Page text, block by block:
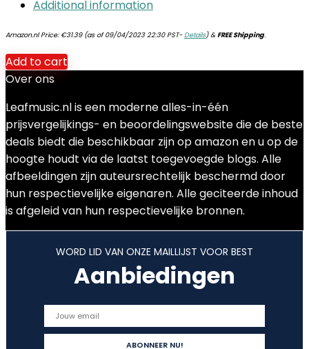
Additional information
Amazon.nl Price: €31.39(as of 09/04/2023 22:30 PST-Details)&FREE Shipping.
Add to cart
Over ons
Leafmusic.nl is een moderne alles-in-één
prijsvergelijkings- en beoordelingswebsite die de beste
deals biedt die beschikbaar zijn op amazon en u op de
hoogte houdt via de laatst toegevoegde blogs. Alle
afbeeldingen zijn auteursrechtelijk beschermd door
hun respectievelijke eigenaren. Alle geciteerde inhoud
is afgeleid van hun respectievelijke bronnen.
WORD LID VAN ONZE MAILLIJST VOOR BEST
Aanbiedingen